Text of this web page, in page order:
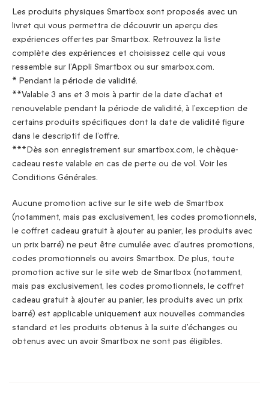
Les produits physiques Smartbox sont proposés avec un
livret qui vous permettra de découvrir un aperçu des
expériences offertes par Smartbox. Retrouvez la liste
complète des expériences et choisissez celle qui vous
ressemble sur l’Appli Smartbox ou sur smarbox.com.
* Pendant la période de validité.
**Valable 3 ans et 3 mois à partir de la date d’achat et
renouvelable pendant la période de validité, à l’exception de
certains produits spécifiques dont la date de validité figure
dans le descriptif de l’offre.
***Dès son enregistrement sur smartbox.com, le chèque-
cadeau reste valable en cas de perte ou de vol. Voir les
Conditions Générales.
Aucune promotion active sur le site web de Smartbox
(notamment, mais pas exclusivement, les codes promotionnels,
le coffret cadeau gratuit à ajouter au panier, les produits avec
un prix barré) ne peut être cumulée avec d’autres promotions,
codes promotionnels ou avoirs Smartbox. De plus, toute
promotion active sur le site web de Smartbox (notamment,
mais pas exclusivement, les codes promotionnels, le coffret
cadeau gratuit à ajouter au panier, les produits avec un prix
barré) est applicable uniquement aux nouvelles commandes
standard et les produits obtenus à la suite d’échanges ou
obtenus avec un avoir Smartbox ne sont pas éligibles.